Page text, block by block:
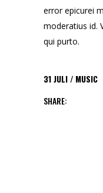
error epicurei
moderatius id.
qui purto.
31JULI
MUSIC
SHARE: